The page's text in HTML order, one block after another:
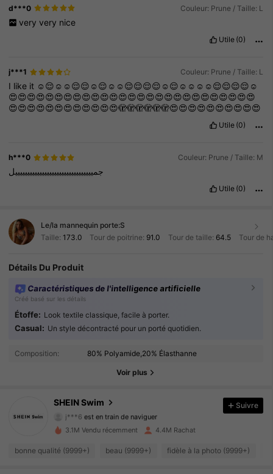
d***0 Couleur: Prune / Taille: L
very very nice
Utile (0)
j***1 Couleur: Prune / Taille: L
I like it ☺️😌☺️☺️😌😌☺️😌☺️☺️😌😌😌😌☺️😌☺️☺️☺️☺️😌😌😌😌☺️
😍😍😍😍😍😍😍😍😍😍😍😍😍😍😍😍😍😍😍😍😍😍😍😍😍😍😍
😍😍😍😍😍😍😍😍😍😍😍😍🫣🫣🫣🫣🫣🫣😍😍😍😍😍😍😍😍😍😍
Utile (0)
h***0 Couleur: Prune / Taille: M
جمييييييييييييييييييييييييييييييييل
Utile (0)
Le/la mannequin porte:S
Taille: 173.0 Tour de poitrine: 91.0 Tour de taille: 64.5 Tour de
Détails Du Produit
Caractéristiques de l'intelligence artificielle
Créé basé sur les détails
Étoffe: Look textile classique, facile à porter.
Casual: Un style décontracté pour un porté quotidien.
Composition: 80% Polyamide,20% Élasthanne
Voir plus
SHEIN Swim
414K Suiveurs
j***6
est en train de naviguer
4.93
414K Suiveurs
4.93 414K Suiveurs
Suivre
3.1M Vendu récemment 4.4M Rachat
bonne qualité (9999+) beau (9999+) fidèle à la photo (9999+)